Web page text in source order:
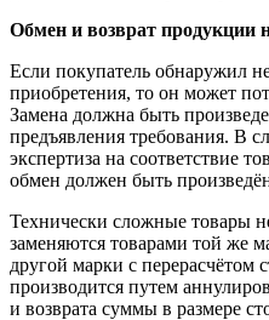
Обмен и возврат продукции
Если покупатель обнаружил
приобретения, то он может
Замена должна быть
предъявления требования. В
экспертиза на соответствие
обмен должен быть
Технически сложные товары
заменяются товарами той же
другой марки с перерасчётом
производится путем
и возврата суммы в размере